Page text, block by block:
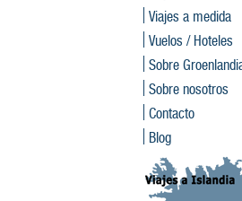
Viajes a medida
Vuelos / Hoteles
Sobre
Sobre nosotros
Contacto
Blog